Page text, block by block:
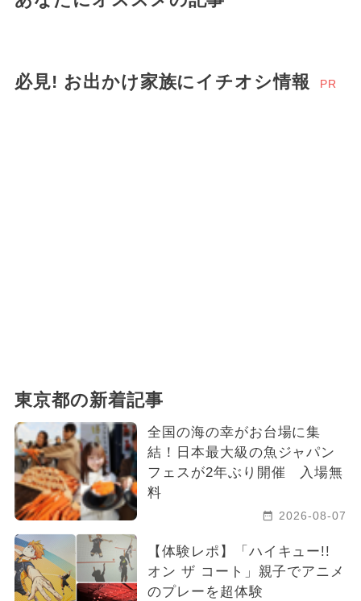
必見! お出かけ家族にイチオシ情報 PR
東京都の新着記事
全国の海の幸がお台場に集
結！日本最大級の魚ジャパン
フェスが2年ぶり開催 入場無
料
2026-08-07
【体験レポ】「ハイキュー!!
オン ザ コート」親子でアニメ
のプレーを超体験